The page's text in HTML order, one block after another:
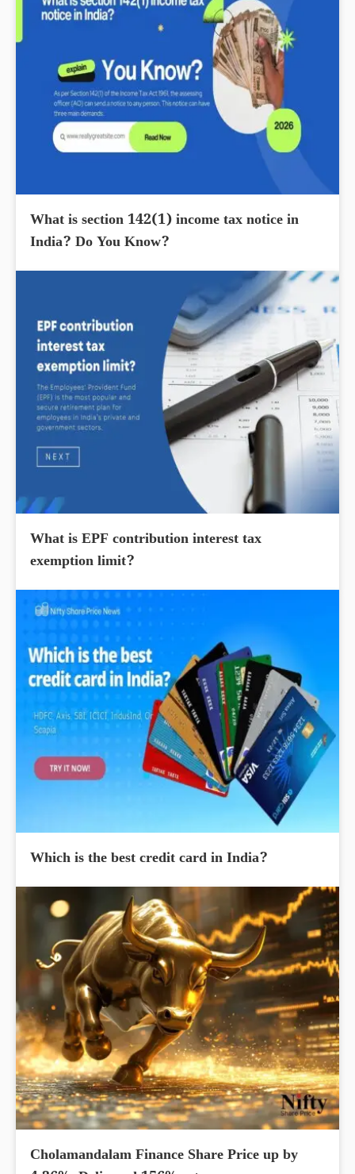
What is section 142(1) income tax notice in
India? Do You Know?
What is EPF contribution interest tax
exemption limit?
Which is the best credit card in India?
Cholamandalam Finance Share Price up by